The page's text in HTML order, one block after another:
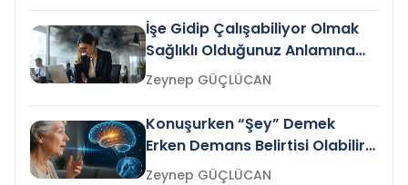
İşe Gidip Çalışabiliyor Olmak
Sağlıklı Olduğunuz Anlamına
Gelir mi?Zeynep GÜÇLÜCAN
Konuşurken “Şey” Demek
Erken Demans Belirtisi Olabilir
mi?
Zeynep GÜÇLÜCAN